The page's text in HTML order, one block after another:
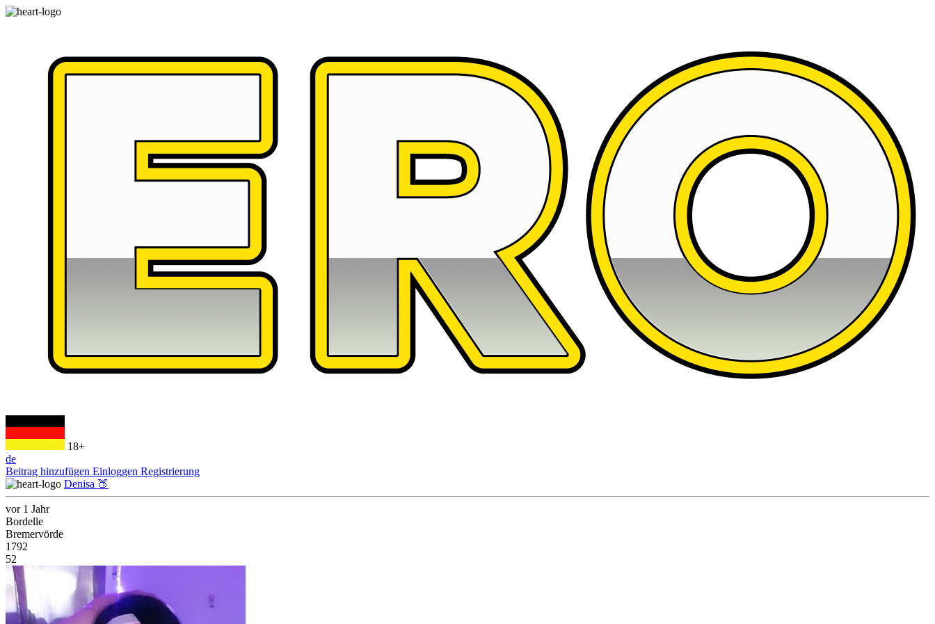
18+
de
Beitrag hinzufügen Einloggen Registrierung
Denisa 🍑
vor 1 Jahr
Bordelle
Bremervörde
1792
52